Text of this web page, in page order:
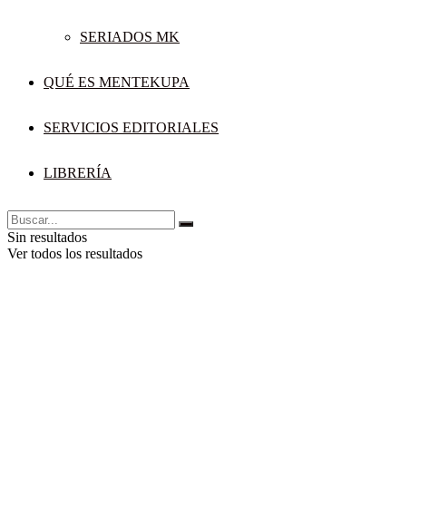
SERIADOS MK
QUÉ ES MENTEKUPA
SERVICIOS EDITORIALES
LIBRERÍA
Sin resultados
Ver todos los resultados